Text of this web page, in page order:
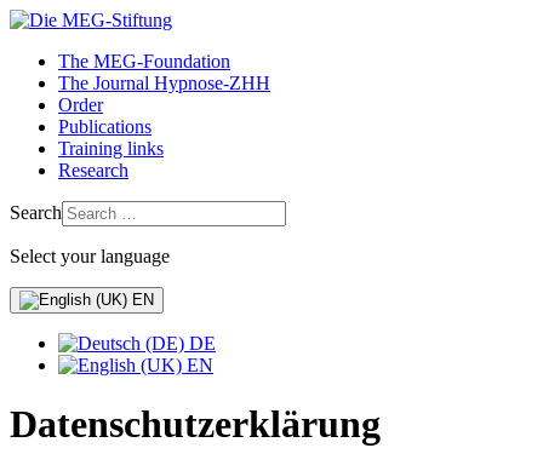
The MEG-Foundation
The Journal Hypnose-ZHH
Order
Publications
Training links
Research
Search
Select your language
EN
DE
EN
Datenschutzerklärung